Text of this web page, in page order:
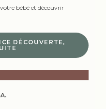
bébé et découvrir
DÉCOUVERTE,